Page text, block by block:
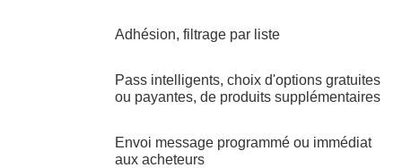
Adhésion, filtrage par liste
Pass intelligents, choix d'options gratuites
ou payantes, de produits supplémentaires
Envoi message programmé ou immédiat
aux acheteurs